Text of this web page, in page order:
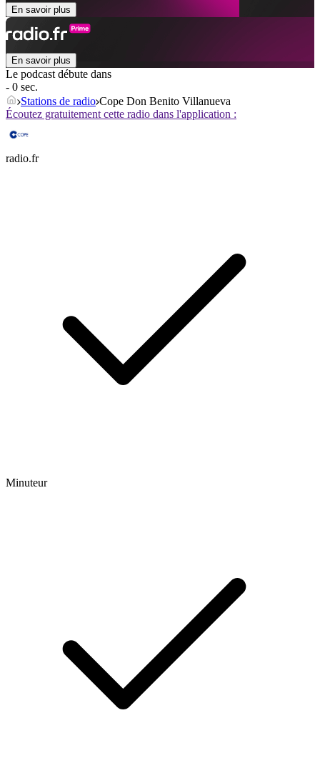
En savoir plus
En savoir plus
Le podcast débute dans
- 0 sec.
Stations de radio Cope Don Benito Villanueva
Écoutez gratuitement cette radio dans l'application :
radio.fr
Minuteur